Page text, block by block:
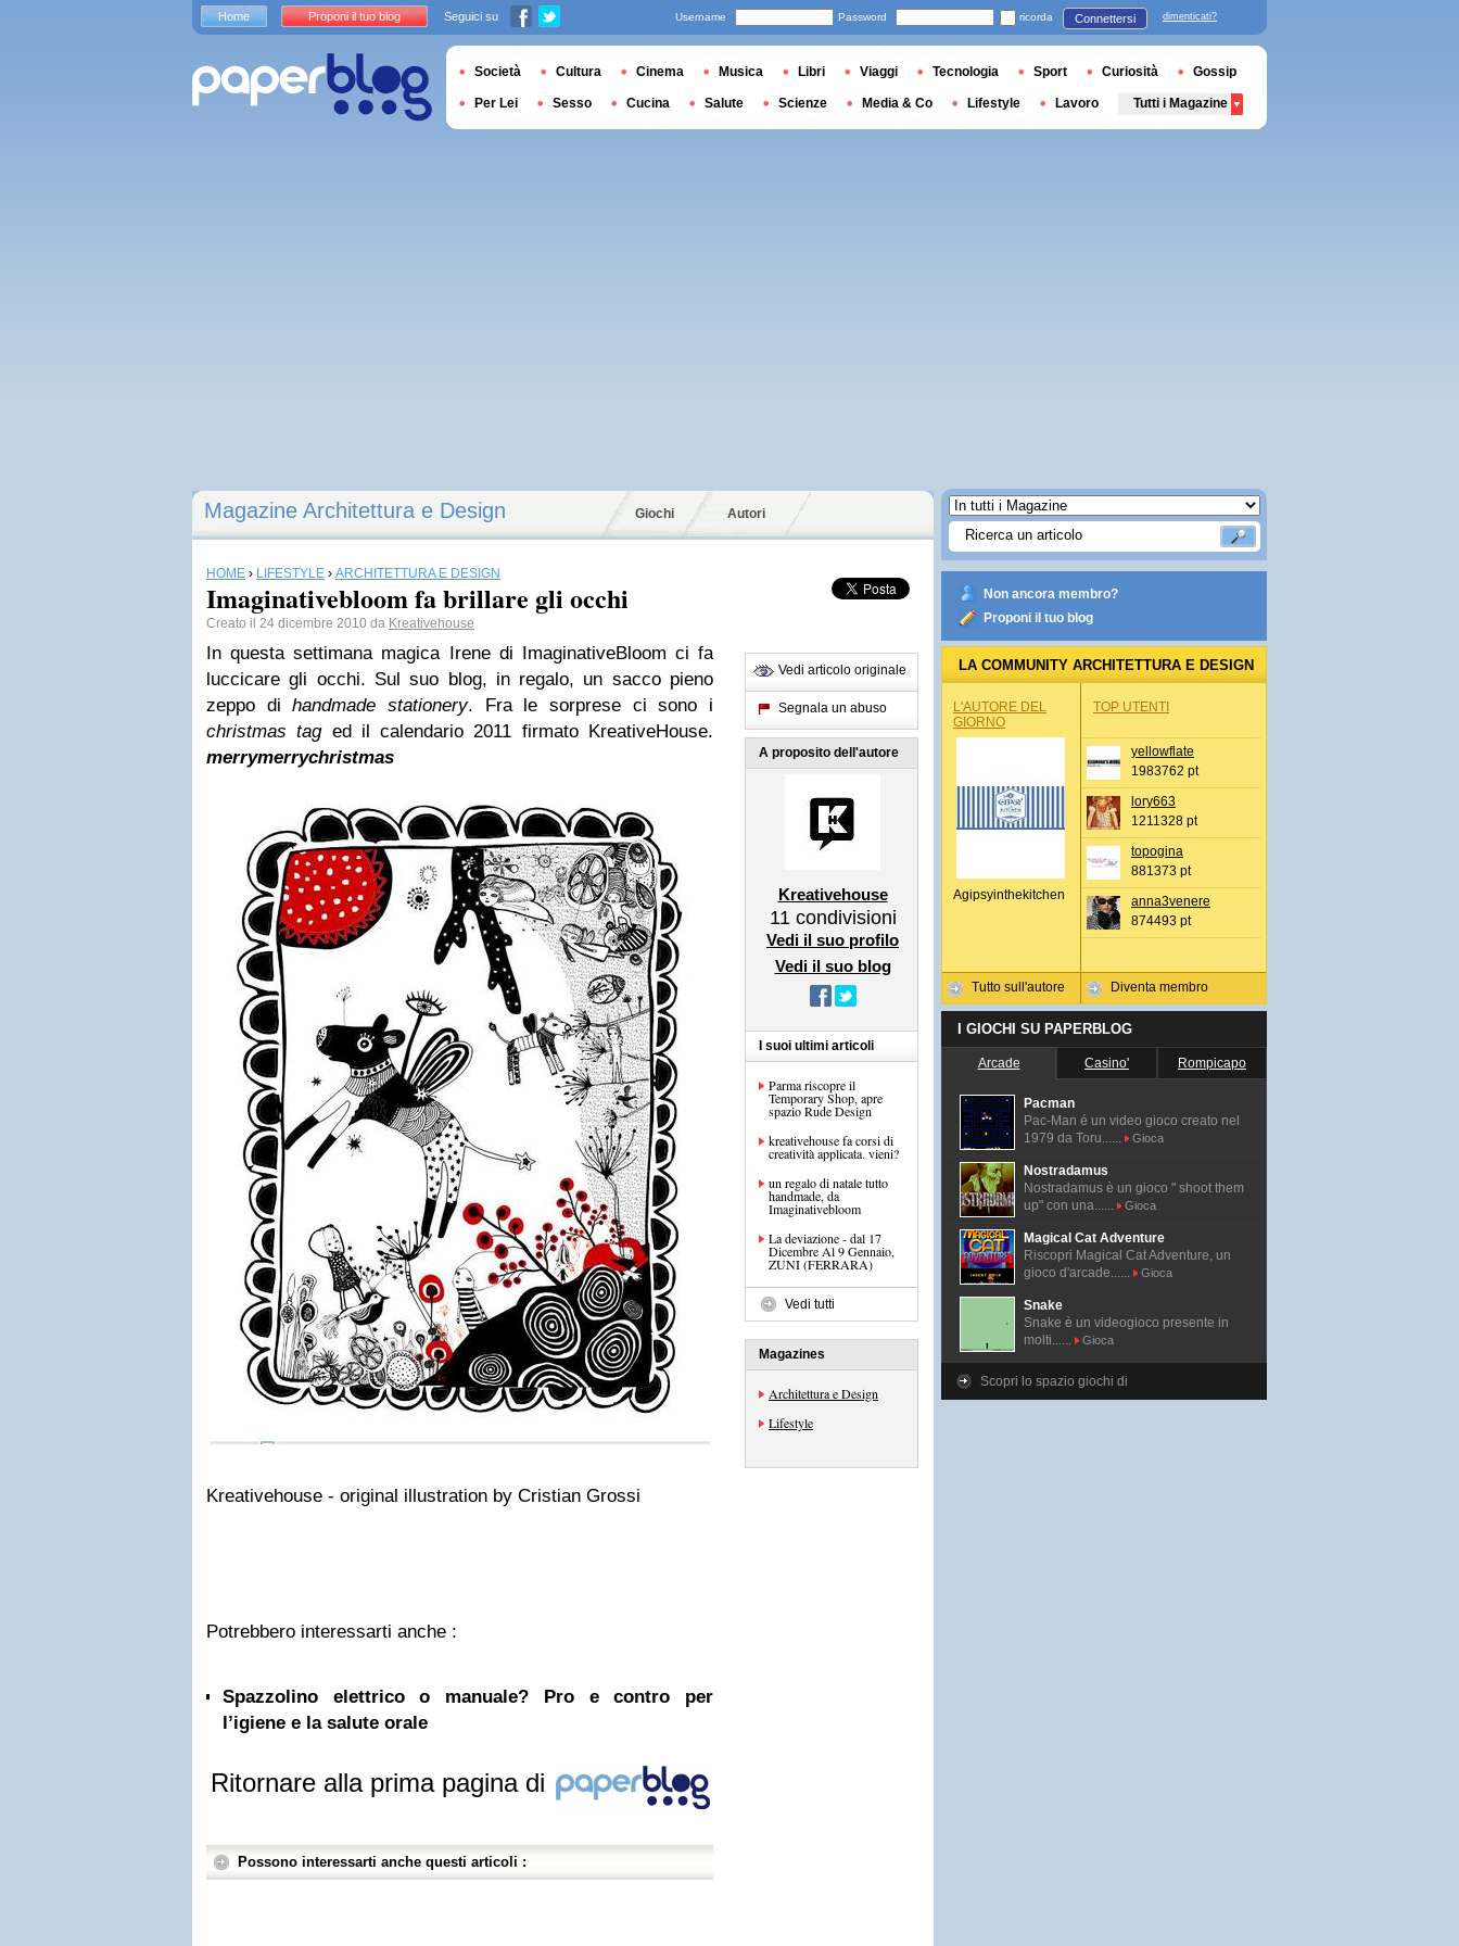
Magazine Architettura e Design Giochi Autori
HOME › LIFESTYLE › ARCHITETTURA E DESIGN
Imaginativebloom fa brillare gli occhi
Creato il 24 dicembre 2010 da Kreativehouse
In questa settimana magica Irene di ImaginativeBloom ci fa
luccicare gli occhi. Sul suo blog, in regalo, un sacco pieno
zeppo dihandmade stationery. Fra le sorprese ci sono i
christmas tag ed il calendario 2011 firmato KreativeHouse.
merrymerrychristmas
Kreativehouse - original illustration by Cristian Grossi
Potrebbero interessarti anche :
Spazzolino elettrico o manuale? Pro e contro per
l’igiene e la salute orale
Ritornare alla prima pagina di
Possono interessarti anche questi articoli :
Vedi articolo originale
Segnala un abuso
A proposito dell'autore
Kreativehouse
11condivisioni
Vedi il suo profilo
Vedi il suo blog
I suoi ultimi articoli
Parma riscopre il
Temporary Shop, apre
spazio Rude Design
kreativehouse fa corsi di
creatività applicata. vieni?
un regalo di natale tutto
handmade, da
Imaginativebloom
La deviazione - dal 17
Dicembre Al 9 Gennaio,
ZUNI (FERRARA)
Vedi tutti
Magazines
Architettura e Design
Lifestyle
Non ancora membro?
Proponi il tuo blog
LA COMMUNITY ARCHITETTURA E DESIGN
L'AUTORE DEL
GIORNO
Agipsyinthekitchen
Tutto sull'autore
TOP UTENTI
yellowflate
1983762 pt
lory663
1211328 pt
topogina
881373 pt
anna3venere
874493 pt
Diventa membro
I GIOCHI SU PAPERBLOG
Arcade Casino' Rompicapo
Pacman
Pac-Man é un video gioco creato nel
1979 da Toru......
Gioca
Nostradamus
Nostradamus è un gioco " shoot them
up" con una......
Gioca
Magical Cat Adventure
Riscopri Magical Cat Adventure, un
gioco d'arcade......
Gioca
Snake
Snake è un videogioco presente in
molti......
Gioca
Scopri lo spazio giochi di
Home Proponi il tuo blog Seguici su Username Password ricorda Connettersi dimenticati?
Società Cultura Cinema Musica Libri Viaggi Tecnologia Sport Curiosità Gossip
Per Lei Sesso Cucina Salute Scienze Media & Co Lifestyle Lavoro Tutti i Magazine